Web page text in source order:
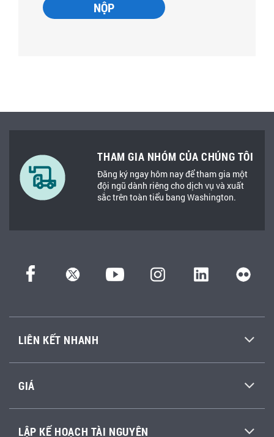
THAM GIA NHÓM CỦA CHÚNG TÔI
Đăng ký ngay hôm nay để tham gia một
đội ngũ dành riêng cho dịch vụ và xuất
sắc trên toàn tiểu bang Washington.
LIÊN KẾT NHANH
GIÁ
LẬP KẾ HOẠCH TÀI NGUYÊN